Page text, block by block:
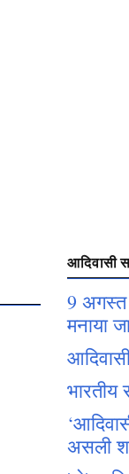
आदिवासी
9 अगस्त
मनाया
भारतीय
असली